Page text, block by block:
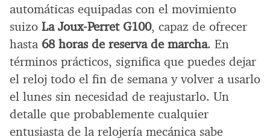
automáticas equipadas con el movimiento
suizo La Joux-Perret G100, capaz de ofrecer
hasta 68 horas de reserva de marcha. En
términos prácticos, significa que puedes dejar
el reloj todo el fin de semana y volver a usarlo
el lunes sin necesidad de reajustarlo. Un
detalle que probablemente cualquier
entusiasta de la relojería mecánica sabe